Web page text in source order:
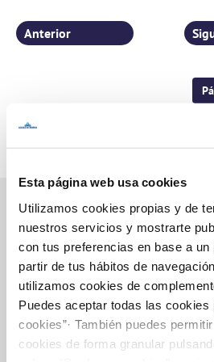
Esta página web usa cookies
Utilizamos cookies propias y de
nuestros servicios y mostrarte
con tus preferencias en base a un
partir de tus hábitos de
utilizamos cookies de
Puedes aceptar todas las cookies
cookies”· También puedes
cookies de forma granular
Anterior
Inicio
Gestiones Online